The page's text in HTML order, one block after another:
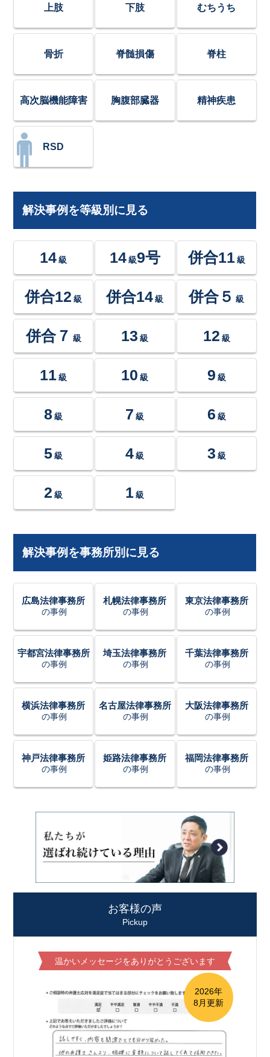
上肢 下肢 むちうち
骨折 脊髄損傷 脊柱
高次脳機能障害 胸腹部臓器 精神疾患
RSD
解決事例を等級別に見る
14 級 14級9号 併合11 級
併合12 級 併合14 級 併合５ 級
併合７ 級 13 級 12 級
11 級 10 級 9 級
8 級 7 級 6 級
5 級 4 級 3 級
2 級 1 級
解決事例を事務所別に見る
広島法律事務所
の事例
札幌法律事務所
の事例
東京法律事務所
の事例
宇都宮法律事務所
の事例
埼玉法律事務所
の事例
千葉法律事務所
の事例
横浜法律事務所
の事例
名古屋法律事務所
の事例
大阪法律事務所
の事例
神戸法律事務所
の事例
姫路法律事務所
の事例
福岡法律事務所
の事例
お客様の声
Pickup
温かいメッセージをありがとうございます
2026年
8月更新